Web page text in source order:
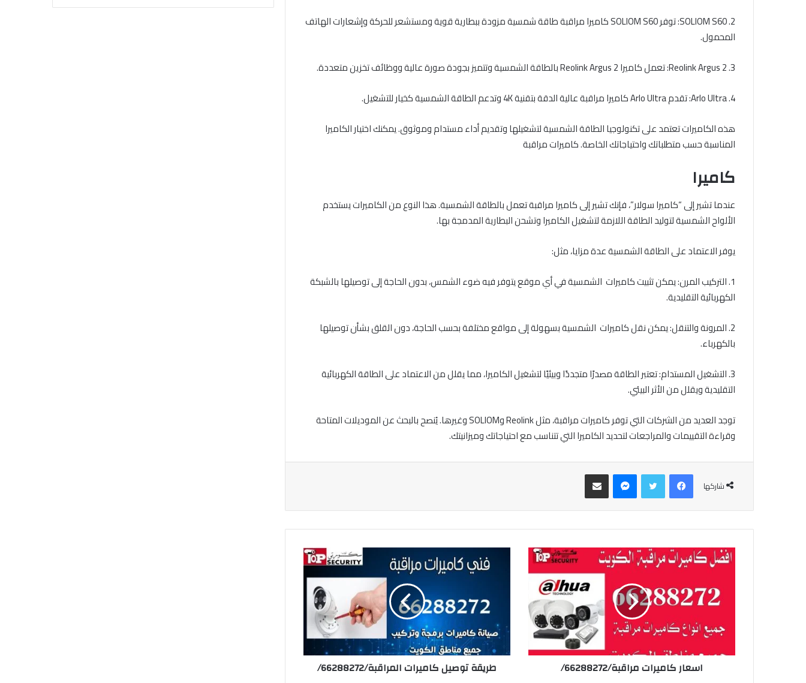
2. SOLIOM S60: توفر SOLIOM S60 كاميرا مراقبة طاقة شمسية مزودة ببطارية قوية ومستشعر للحركة وإشعارات الهاتف
المحمول.
3. Reolink Argus 2: تعمل كاميرا Reolink Argus 2 بالطاقة الشمسية وتتميز بجودة صورة عالية ووظائف تخزين متعددة.
4. Arlo Ultra: تقدم Arlo Ultra كاميرا مراقبة عالية الدقة بتقنية 4K وتدعم الطاقة الشمسية كخيار للتشغيل.
هذه الكاميرات تعتمد على تكنولوجيا الطاقة الشمسية لتشغيلها وتقديم أداء مستدام وموثوق. يمكنك اختيار الكاميرا
المناسبة حسب متطلباتك واحتياجاتك الخاصة. كاميرات مراقبة
كاميرا
عندما تشير إلى “كاميرا سولار”، فإنك تشير إلى كاميرا مراقبة تعمل بالطاقة الشمسية. هذا النوع من الكاميرات يستخدم
الألواح الشمسية لتوليد الطاقة اللازمة لتشغيل الكاميرا وتشحن البطارية المدمجة بها.
يوفر الاعتماد على الطاقة الشمسية عدة مزايا، مثل:
1. التركيب المرن: يمكن تثبيت كاميرات الشمسية في أي موقع يتوفر فيه ضوء الشمس، بدون الحاجة إلى توصيلها بالشبكة
الكهربائية التقليدية.
2. المرونة والتنقل: يمكن نقل كاميرات الشمسية بسهولة إلى مواقع مختلفة بحسب الحاجة، دون القلق بشأن توصيلها
بالكهرباء.
3. التشغيل المستدام: تعتبر الطاقة مصدرًا متجددًا وبيئيًا لتشغيل الكاميرا، مما يقلل من الاعتماد على الطاقة الكهربائية
التقليدية ويقلل من الأثر البيئي.
توجد العديد من الشركات التي توفر كاميرات مراقبة، مثل Reolink وSOLIOM وغيرها. يُنصح بالبحث عن الموديلات المتاحة
وقراءة التقييمات والمراجعات لتحديد الكاميرا التي تتناسب مع احتياجاتك وميزانيتك.
شاركها
فيسبوك
اسعار كاميرات مراقبة/66288272/ طريقة توصيل كاميرات المراقبة/66288272/